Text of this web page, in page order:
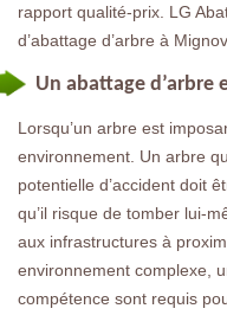
rapport qualité-prix. LG
d’abattage d’arbre à
Un abattage d’arbre
Lorsqu’un arbre est
environnement. Un arbre
potentielle d’accident doit
qu’il risque de tomber lui-
aux infrastructures à
environnement complexe,
compétence sont requis